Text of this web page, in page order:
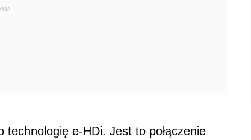
e-HDi. Jest to połączenie